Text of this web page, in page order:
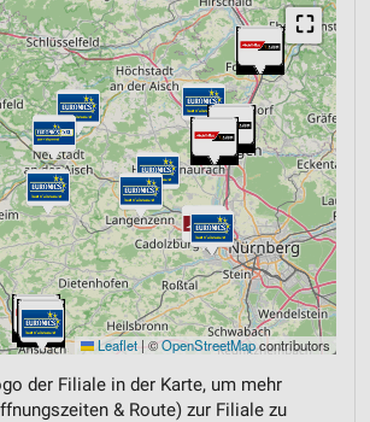
⛶
Leaflet|©OpenStreetMapcontributors
der Filiale in der Karte, um mehr
& Route) zur Filiale zu